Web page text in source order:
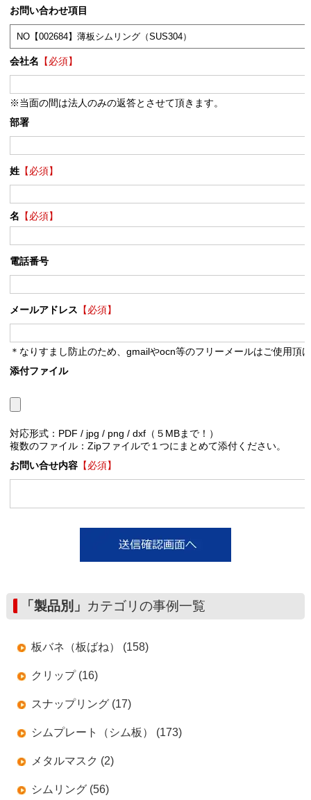
お問い合わせ項目
会社名 【必須】
※当面の間は法人のみの返答とさせて頂きます。
部署
姓【必須】
名 【必須】
電話番号
メールアドレス 【必須】
＊なりすまし防止のため、gmailやocn等のフリーメールはご使用頂
添付ファイル
対応形式：PDF / jpg / png / dxf（５MBまで！）
複数のファイル：Zipファイルで１つにまとめて添付ください。
お問い合せ内容【必須】
「製品別」 カテゴリの事例一覧
板バネ（板ばね） (158)
クリップ (16)
スナップリング (17)
シムプレート（シム板） (173)
メタルマスク (2)
シムリング (56)